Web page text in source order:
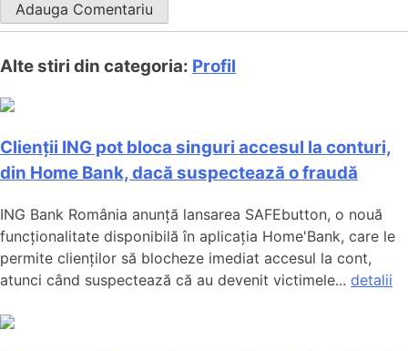
Alte stiri din categoria: Profil
Clienții ING pot bloca singuri accesul la conturi,
din Home Bank, dacă suspectează o fraudă
ING Bank România anunță lansarea SAFEbutton, o nouă
funcționalitate disponibilă în aplicația Home'Bank, care le
permite clienților să blocheze imediat accesul la cont,
atunci când suspectează că au devenit victimele... detalii